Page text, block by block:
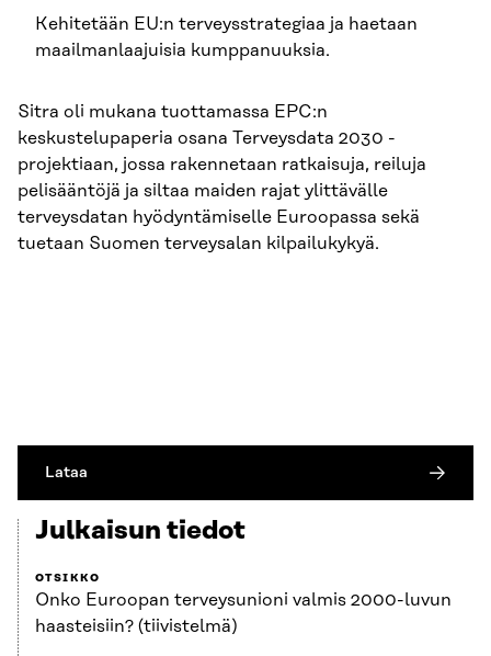
Kehitetään EU:n terveysstrategiaa ja haetaan
maailmanlaajuisia kumppanuuksia.
Sitra oli mukana tuottamassa EPC:n
keskustelupaperia osana Terveysdata 2030 -
projektiaan, jossa rakennetaan ratkaisuja, reiluja
pelisääntöjä ja siltaa maiden rajat ylittävälle
terveysdatan hyödyntämiselle Euroopassa sekä
tuetaan Suomen terveysalan kilpailukykyä.
Lataa
Julkaisun tiedot
OTSIKKO
Onko Euroopan terveysunioni valmis 2000-luvun
haasteisiin? (tiivistelmä)